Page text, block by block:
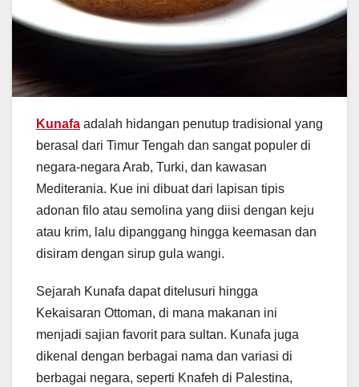
Kunafa adalah hidangan penutup tradisional yang
berasal dari Timur Tengah dan sangat populer di
negara-negara Arab, Turki, dan kawasan
Mediterania. Kue ini dibuat dari lapisan tipis
adonan filo atau semolina yang diisi dengan keju
atau krim, lalu dipanggang hingga keemasan dan
disiram dengan sirup gula wangi.
Sejarah Kunafa dapat ditelusuri hingga
Kekaisaran Ottoman, di mana makanan ini
menjadi sajian favorit para sultan. Kunafa juga
dikenal dengan berbagai nama dan variasi di
berbagai negara, seperti Knafeh di Palestina,